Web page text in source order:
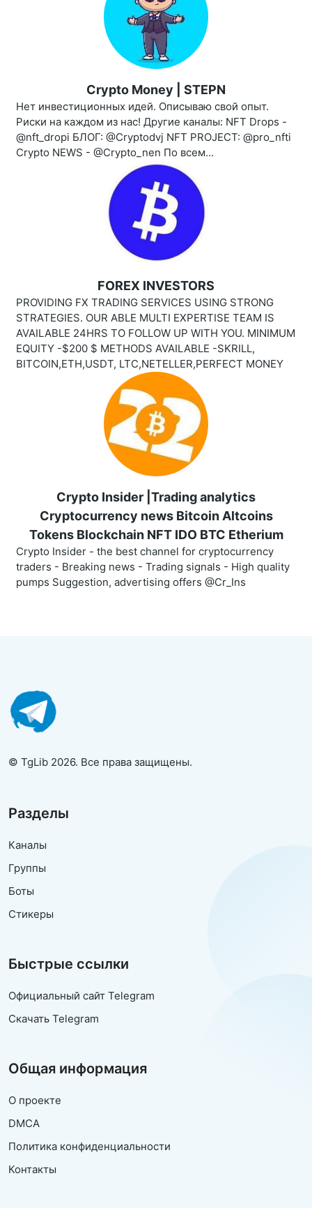
Crypto Money | STEPN
Нет инвестиционных идей. Описываю свой опыт.
Риски на каждом из нас! Другие каналы: NFT Drops -
@nft_dropi БЛОГ: @Cryptodvj NFT PROJECT: @pro_nfti
Crypto NEWS - @Crypto_nen По всем...
FOREX INVESTORS
PROVIDING FX TRADING SERVICES USING STRONG
STRATEGIES. OUR ABLE MULTI EXPERTISE TEAM IS
AVAILABLE 24HRS TO FOLLOW UP WITH YOU. MINIMUM
EQUITY -$200 $ METHODS AVAILABLE -SKRILL,
BITCOIN,ETH,USDT, LTC,NETELLER,PERFECT MONEY
Crypto Insider |Trading analytics
Cryptocurrency news Bitcoin Altcoins
Tokens Blockchain NFT IDO BTC Etherium
Crypto Insider - the best channel for cryptocurrency
traders - Breaking news - Trading signals - High quality
pumps Suggestion, advertising offers @Cr_Ins
© TgLib 2026. Все права защищены.
Разделы
Каналы
Группы
Боты
Стикеры
Быстрые ссылки
Официальный сайт Telegram
Скачать Telegram
Общая информация
О проекте
DMCA
Политика конфиденциальности
Контакты